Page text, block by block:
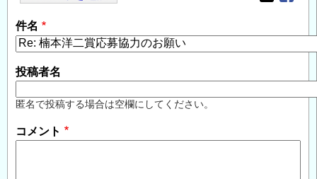
件名
投稿者名
匿名で投稿する場合は空欄にしてください。
コメント